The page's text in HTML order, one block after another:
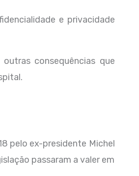
e privacidade
consequências que
pelo ex-presidente Michel
passaram a valer em